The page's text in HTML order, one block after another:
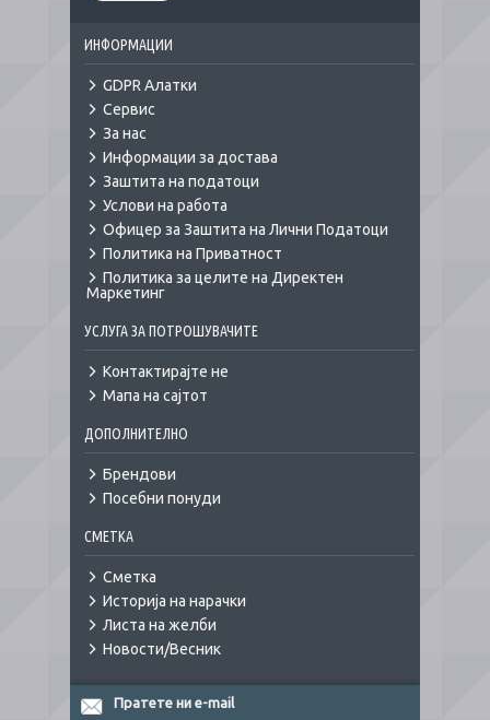
ИНФОРМАЦИИ
GDPR Алатки
Сервис
За нас
Информации за достава
Заштита на податоци
Услови на работа
Офицер за Заштита на Лични Податоци
Политика на Приватност
Политика за целите на Директен
Маркетинг
УСЛУГА ЗА ПОТРОШУВАЧИТЕ
Контактирајте не
Мапа на сајтот
ДОПОЛНИТЕЛНО
Брендови
Посебни понуди
СМЕТКА
Сметка
Историја на нарачки
Листа на желби
Новости/Весник
Пратете ни e-mail